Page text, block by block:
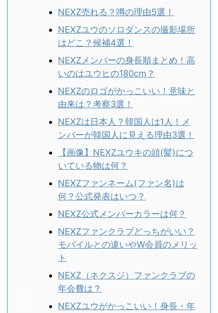
NEXZ売れる？噂の理由5選！
NEXZユウのソロダンスの撮影場所
はどこ？候補4選！
NEXZメンバーの身長順まとめ！高
いのはユウヒの180cm？
NEXZのロゴがかっこいい！意味と
由来は？考察3選！
NEXZは日本人？韓国人は1人！メ
ンバーが韓国人に見える理由3選！
【画像】NEXZユウキの頭(髪)につ
いている物は何？
NEXZファンネーム(ファン名)は
何？公式発表はいつ？
NEXZ公式メンバーカラーは何？
NEXZファンクラブどっちがいい？
モバイルとの違いやW会員のメリッ
ト
NEXZ（ネクスジ）ファンクラブの
年会費は？
NEXZユウがかっこいい！身長・年